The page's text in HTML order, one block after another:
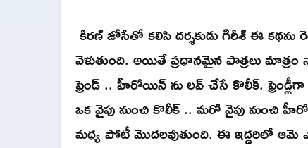
కిరణ్ జోసేతో కలిసి దర్శకుడు గిరీశ్ ఈ కథను
వెళుతుంది. అయితే ప్రధానమైన పాత్రలు
ఫ్రెండ్ .. హీరోయిన్ ను లవ్ చేసే కొలీక్.
ఒక వైపు నుంచి కొలీక్ .. మరో వైపు నుంచి
మధ్య పోటీ మొదలవుతుంది. ఈ ఇద్దరిలో ఆమె